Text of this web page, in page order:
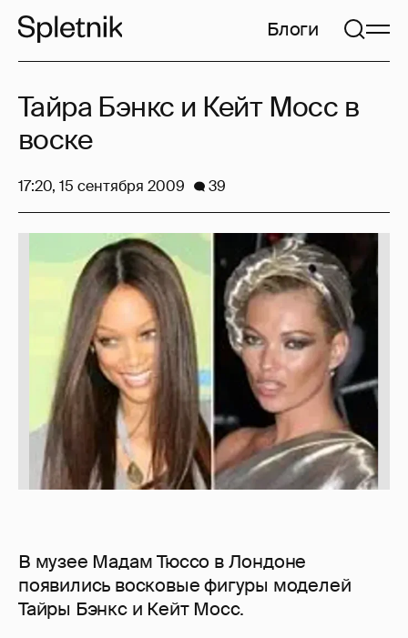
Блоги
В музее Мадам Тюссо в Лондоне
появились восковые фигуры моделей
Тайры Бэнкс и Кейт Мосс.
Тайра Бэнкс и Кейт Мосс в
воске
17:20, 15 сентября 2009 39